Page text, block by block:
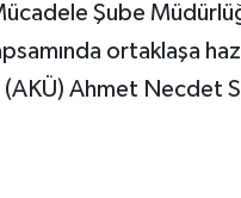
Şube
ortaklaşa
(AKÜ) Ahmet Necdet